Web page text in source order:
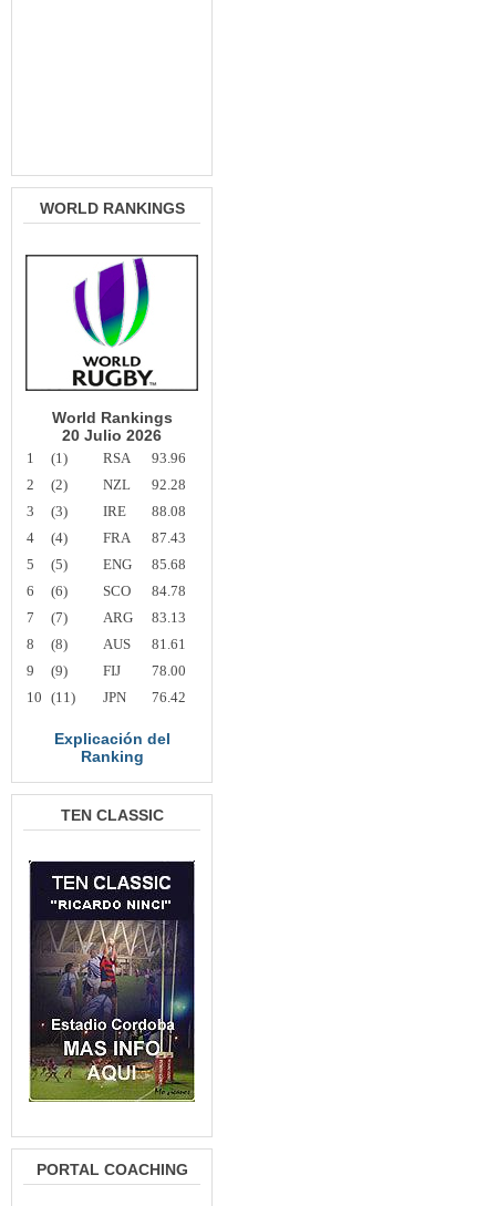
WORLD RANKINGS
World Rankings
20 Julio 2026
1 (1) RSA
93.96
2
(2) NZL
92.28
3
(3) IRE
88.08
4
(4) FRA
87.43
5
(5) ENG
85.68
6
(6) SCO
84.78
7
(7) ARG
83.13
8
(8) AUS
81.61
9
(9) FIJ
78.00
10 (11) JPN 76.42
Explicación del
Ranking
TEN CLASSIC
PORTAL COACHING